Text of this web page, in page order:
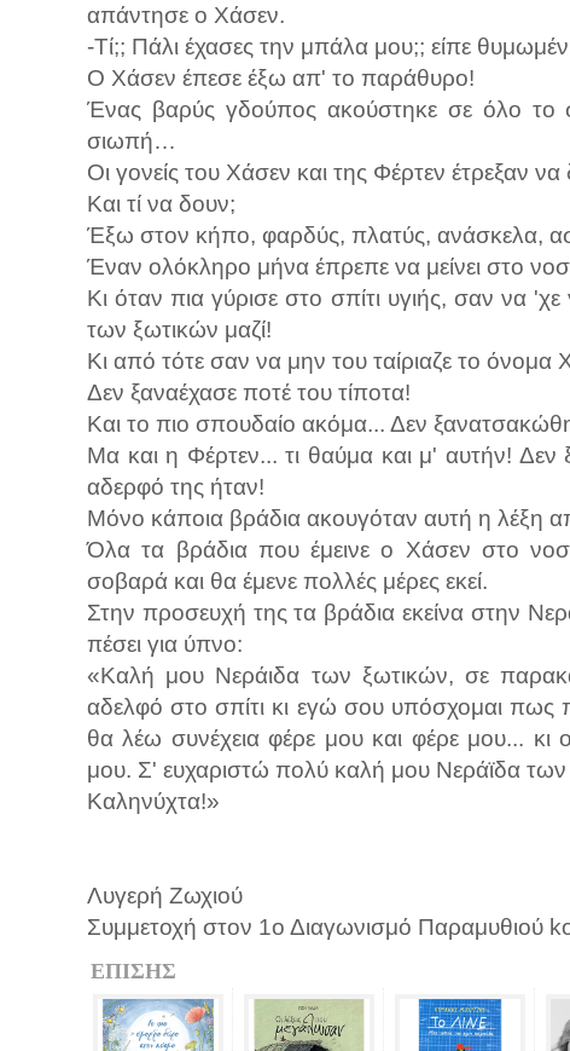
απάντησε ο Χάσεν.
-Τί;; Πάλι έχασες την μπάλα μου;; είπε
Ο Χάσεν έπεσε έξω απ' το παράθυρο!
Ένας βαρύς γδούπος ακούστηκε σε όλο το
σιωπή…
Οι γονείς του Χάσεν και της Φέρτεν έτρεξαν να
Και τί να δουν;
Έξω στον κήπο, φαρδύς, πλατύς, ανάσκελα,
Έναν ολόκληρο μήνα έπρεπε να μείνει στο
Κι όταν πια γύρισε στο σπίτι υγιής, σαν να
των ξωτικών μαζί!
Κι από τότε σαν να μην του ταίριαζε το όνομα
Δεν ξαναέχασε ποτέ του τίποτα!
Και το πιο σπουδαίο ακόμα... Δεν
Μα και η Φέρτεν... τι θαύμα και μ' αυτήν! Δεν
αδερφό της ήταν!
Mόνο κάποια βράδια ακουγόταν αυτή η λέξη
Όλα τα βράδια που έμεινε ο Χάσεν στο
σοβαρά και θα έμενε πολλές μέρες εκεί.
Στην προσευχή της τα βράδια εκείνα στην
πέσει για ύπνο:
«Καλή μου Νεράιδα των ξωτικών, σε
αδελφό στο σπίτι κι εγώ σου υπόσχομαι πως
θα λέω συνέχεια φέρε μου και φέρε μου...
μου. Σ' ευχαριστώ πολύ καλή μου Νεράϊδα
Καληνύχτα!»
Λυγερή Ζωχιού
Συμμετοχή στον 1ο Διαγωνισμό Παραμυθιού
ΕΠΙΣΗΣ